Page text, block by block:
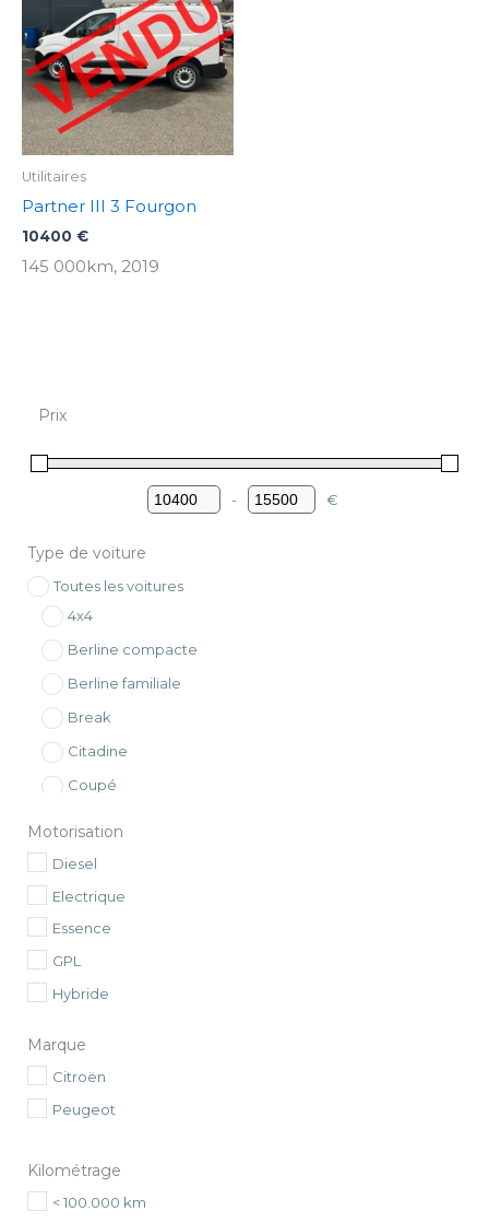
Utilitaires
Partner III 3 Fourgon
10400 €
145 000km, 2019
Prix
Minimum Price
-
Maximum Price
€
Type de voiture
Toutes les voitures
4x4
Berline compacte
Berline familiale
Break
Citadine
Coupé
Monospace compact
Voitures de collection
Motorisation
Diesel
Electrique
Essence
GPL
Hybride
Marque
Citroën
Peugeot
Kilométrage
< 100.000 km